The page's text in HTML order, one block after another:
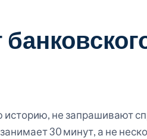
историю, не запрашивают
30 минут, а не